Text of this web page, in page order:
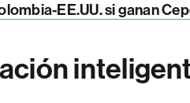
EE.UU. si ganan